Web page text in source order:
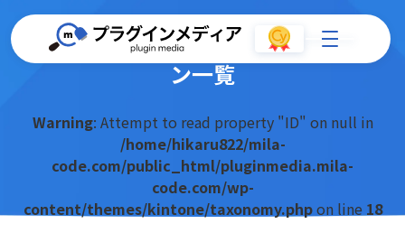
株式会社スライベックスのプラグイ
ン一覧
Warning: Attempt to read property "ID" on null in
/home/hikaru822/mila-
code.com/public_html/pluginmedia.mila-
code.com/wp-
content/themes/kintone/taxonomy.phpon line 18